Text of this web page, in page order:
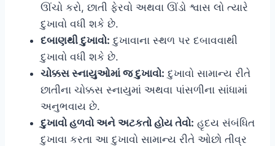
ઊંચો કરો, છાતી ફેરવો અથવા ઊંડો શ્વાસ લો ત્યારે
દુખાવો વધી શકે છે.
દબાણથી દુખાવો: દુખાવાના સ્થળ પર દબાવવાથી
દુખાવો વધી શકે છે.
ચોક્કસ સ્નાયુઓમાં જ દુખાવો: દુખાવો સામાન્ય રીતે
છાતીના ચોક્કસ સ્નાયુમાં અથવા પાંસળીના સાંધામાં
અનુભવાય છે.
દુખાવો હળવો અને અટકતો હોય તેવો: હૃદય સંબંધિત
દુખાવા કરતા આ દુખાવો સામાન્ય રીતે ઓછો તીવ્ર